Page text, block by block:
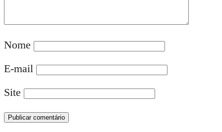
Nome
E-mail
Site